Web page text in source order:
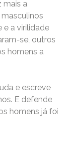
mais a
a virilidade
se, outros
homens a
e escreve
E defende
homens já foi